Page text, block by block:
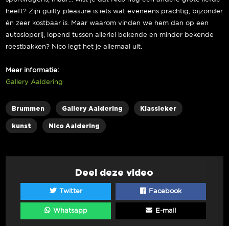
heeft? Zijn guilty pleasure is iets wat eveneens prachtig, bijzonder
én zeer kostbaar is. Maar waarom vinden we hem dan op een
autosloperij, lopend tussen allerlei bekende en minder bekende
roestbakken? Nico legt het je allemaal uit.
Meer informatie:
Gallery Aaldering
Brummen Gallery Aaldering Klassieker
kunst Nico Aaldering
Deel deze video
Twitter Facebook
Whatsapp E-mail